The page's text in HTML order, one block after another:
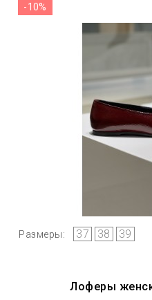
Размеры: 37 38 39
-10%
Лоферы